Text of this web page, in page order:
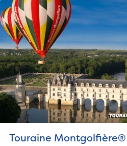
Touraine Montgolfière®